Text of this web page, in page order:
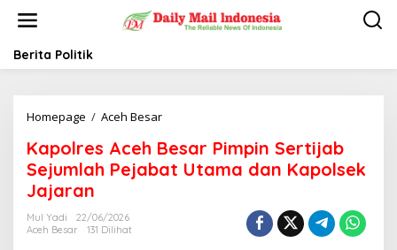
t
Berita Politik
Homepage / Aceh Besar
p
o
l
Kapolres Aceh Besar Pimpin Sertijab
Sejumlah Pejabat Utama dan Kapolsek
Jajaran
Mul Yadi
22/06/2026
Aceh Besar
131 Dilihat